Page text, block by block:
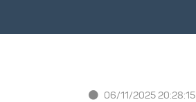
06/11/2025 20:28:15